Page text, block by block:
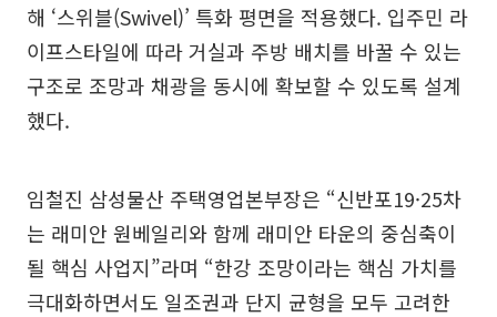
해 ‘스위블(Swivel)’ 특화 평면을 적용했다. 입주민 라
이프스타일에 따라 거실과 주방 배치를 바꿀 수 있는
구조로 조망과 채광을 동시에 확보할 수 있도록 설계
했다.
임철진 삼성물산 주택영업본부장은 “신반포19·25차
는 래미안 원베일리와 함께 래미안 타운의 중심축이
될 핵심 사업지”라며 “한강 조망이라는 핵심 가치를
극대화하면서도 일조권과 단지 균형을 모두 고려한